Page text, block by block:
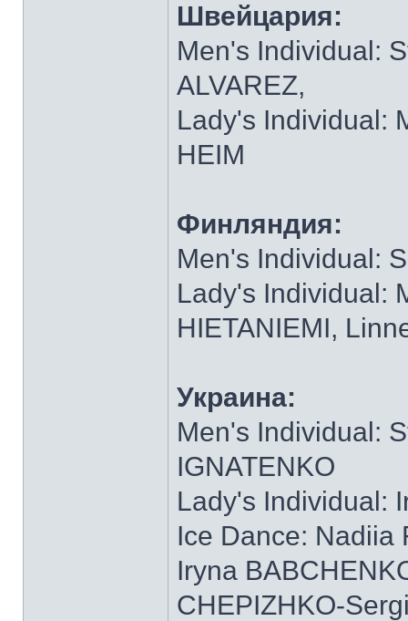
Швейцария:
Men's Individual:
ALVAREZ,
Lady's Individual:
HEIM
Финляндия:
Men's Individual:
Lady's Individual:
HIETANIEMI,
Украина:
Men's Individual:
IGNATENKO
Lady's Individual:
Ice Dance: Nadiia
Iryna
CHEPIZHKO-